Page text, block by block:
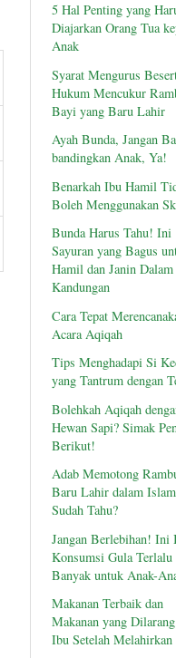
5 Hal Penting yang
Diajarkan Orang Tua
Anak
Syarat Mengurus
Hukum Mencukur
Bayi yang Baru Lahir
Ayah Bunda, Jangan
bandingkan Anak, Ya!
Benarkah Ibu Hamil
Boleh Menggunakan
Bunda Harus Tahu! Ini
Sayuran yang Bagus
Hamil dan Janin Dalam
Kandungan
Cara Tepat
Acara Aqiqah
Tips Menghadapi Si
yang Tantrum dengan
Bolehkah Aqiqah
Hewan Sapi? Simak
Berikut!
Adab Memotong
Baru Lahir dalam
Sudah Tahu?
Jangan Berlebihan! Ini
Konsumsi Gula Terlalu
Banyak untuk Anak-
Makanan Terbaik dan
Makanan yang
Ibu Setelah Melahirkan